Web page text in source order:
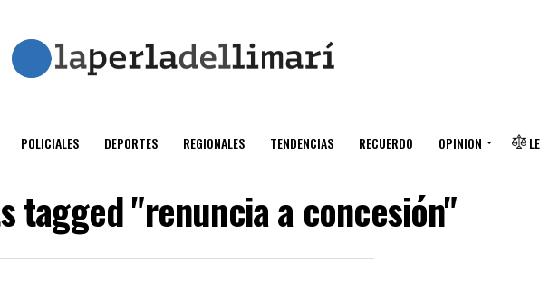
POLICIALES DEPORTES REGIONALES TENDENCIAS RECUERDO OPINION
tagged "renuncia a concesión"